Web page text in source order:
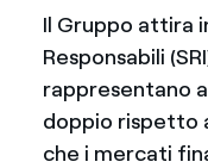
Il Gruppo attira
Responsabili
rappresentano
doppio rispetto
che i mercati